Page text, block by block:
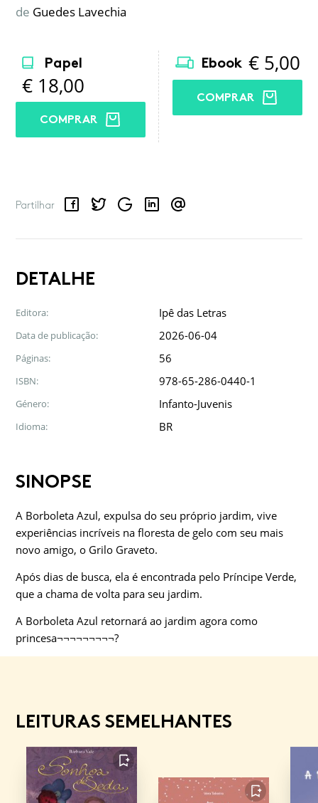
de Guedes Lavechia
Papel
€ 18,00
COMPRAR
Ebook € 5,00
COMPRAR
Partilhar
FacebookTwitterGoogle LinkedInEmail
DETALHE
Editora: Ipê das Letras
Data de publicação: 2026-06-04
Páginas: 56
ISBN: 978-65-286-0440-1
Género: Infanto-Juvenis
Idioma: BR
SINOPSE
A Borboleta Azul, expulsa do seu próprio jardim, vive
experiências incríveis na floresta de gelo com seu mais
novo amigo, o Grilo Graveto.
Após dias de busca, ela é encontrada pelo Príncipe Verde,
que a chama de volta para seu jardim.
A Borboleta Azul retornará ao jardim agora como
princesa¬¬¬¬¬¬¬¬¬?
LEITURAS SEMELHANTES
FAVORITO